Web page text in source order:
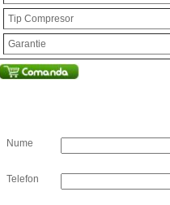
Tip Compresor
Garantie
Nume
Telefon